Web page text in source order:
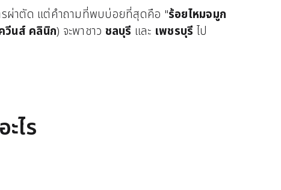
รผ่าตัด แต่คำถามที่พบบ่อยที่สุดคือ "ร้อยไหมจมูก
วีนส์ คลินิก) จะพาชาว ชลบุรี และ เพชรบุรี ไป
ไร